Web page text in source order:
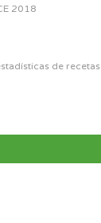
2018
de recetas